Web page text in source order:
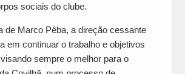
sociais do clube.
de Marco Pêba, a direção cessante
em continuar o trabalho e objetivos
sempre o melhor para o